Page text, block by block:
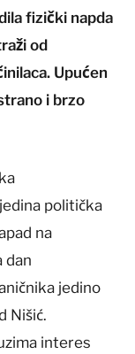
fizički napda
od
Upućen
i brzo
politička
na
dan
jedino
Nišić.
interes